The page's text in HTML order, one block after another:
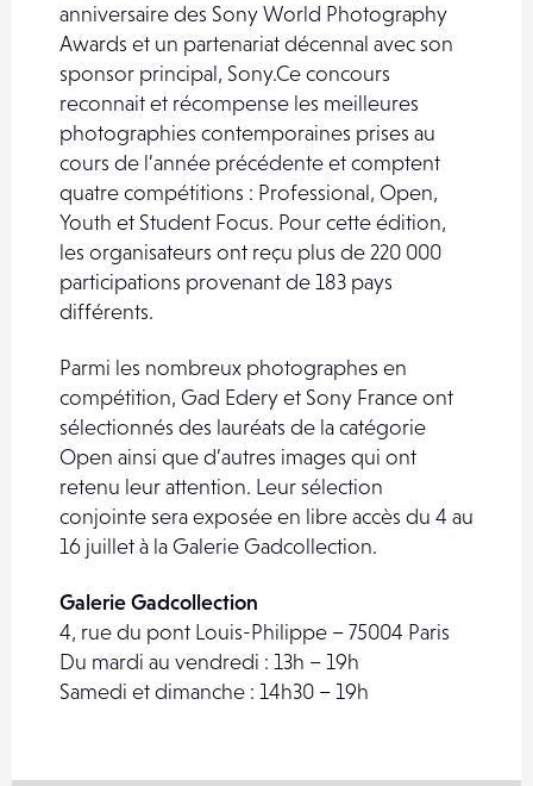
anniversaire des Sony World Photography
Awards et un partenariat décennal avec son
sponsor principal, Sony.Ce concours
reconnait et récompense les meilleures
photographies contemporaines prises au
cours de l’année précédente et comptent
quatre compétitions : Professional, Open,
Youth et Student Focus. Pour cette édition,
les organisateurs ont reçu plus de 220 000
participations provenant de 183 pays
différents.
Parmi les nombreux photographes en
compétition, Gad Edery et Sony France ont
sélectionnés des lauréats de la catégorie
Open ainsi que d’autres images qui ont
retenu leur attention. Leur sélection
conjointe sera exposée en libre accès du 4 au
16 juillet à la Galerie Gadcollection.
Galerie Gadcollection
4, rue du pont Louis-Philippe – 75004 Paris
Du mardi au vendredi : 13h – 19h
Samedi et dimanche : 14h30 – 19h